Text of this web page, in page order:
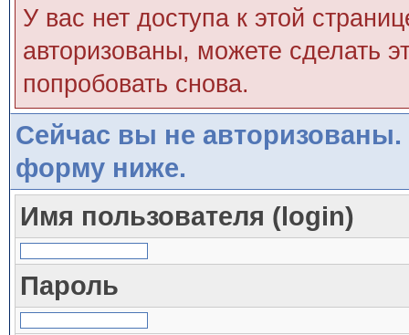
У вас нет доступа к этой
авторизованы, можете сделать
попробовать снова.
Сейчас вы не авторизованы.
форму ниже.
Имя пользователя (login)
Пароль